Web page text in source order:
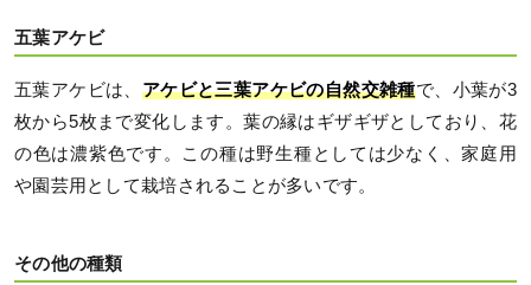
五葉アケビ
五葉アケビは、 アケビと三葉アケビの自然交雑種で、小葉が3
枚から5枚まで変化します。葉の縁はギザギザとしており、花
の色は濃紫色です。この種は野生種としては少なく、家庭用
や園芸用として栽培されることが多いです。
その他の種類